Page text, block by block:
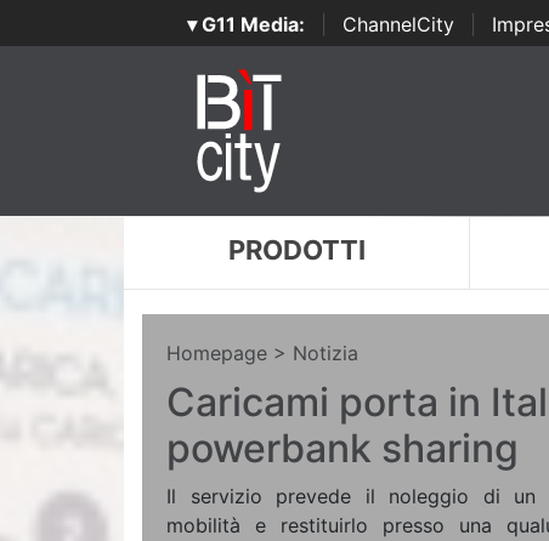
▾ G11 Media: ChannelCity
PRODOTTI
Homepage > Notizia
Caricami porta in
powerbank sharing
Il servizio prevede il noleggio di un
mobilità e restituirlo presso una